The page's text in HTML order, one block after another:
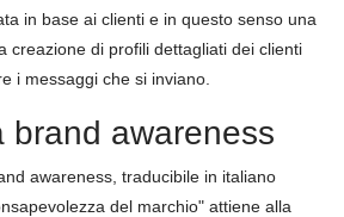
in base ai clienti e in questo senso una
creazione di profili dettagliati dei clienti
i messaggi che si inviano.
brand awareness
awareness, traducibile in italiano
del marchio" attiene alla